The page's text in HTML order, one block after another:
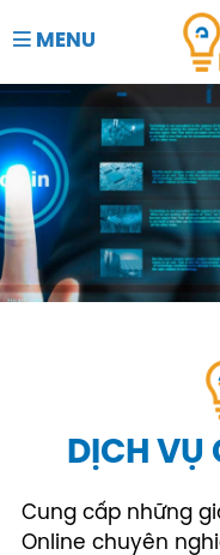
MENU
DỊCH VỤ
Cung cấp những
Online chuyên